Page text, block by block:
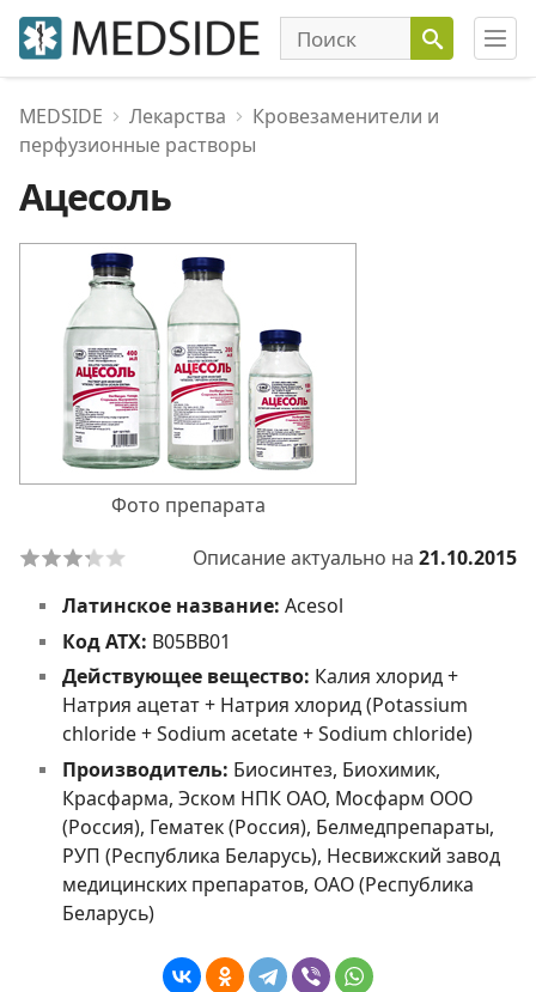
MEDSIDE Лекарства
Кровезаменители и
перфузионные растворы
Ацесоль
Фото препарата
Описание актуально на 21.10.2015
Латинское название: Acesol
Код АТХ: В05ВВ01
Действующее вещество: Калия хлорид +
Натрия ацетат + Натрия хлорид (Potassium
chloride + Sodium acetate + Sodium chloride)
Производитель: Биосинтез, Биохимик,
Красфарма, Эском НПК ОАО, Мосфарм ООО
(Россия), Гематек (Россия), Белмедпрепараты,
РУП (Республика Беларусь), Несвижский завод
медицинских препаратов, ОАО (Республика
Беларусь)